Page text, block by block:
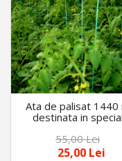
Ata de palisat 1440
destinata in special
legarii legumelor
(rosiilor, ardeilor,
castravetilor)
55,00 Lei
25,00 Lei